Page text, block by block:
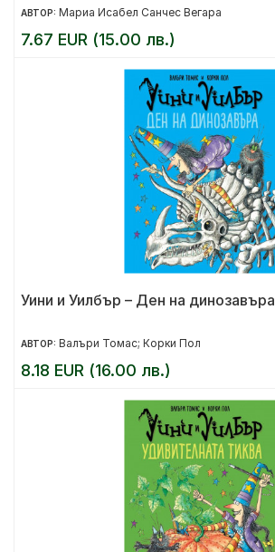
АВТОР: Мариа Исабел Санчес Вегара
7.67 EUR (15.00 лв.)
Уини и Уилбър – Ден на динозавъра
АВТОР: Валъри Томас; Корки Пол
8.18 EUR (16.00 лв.)